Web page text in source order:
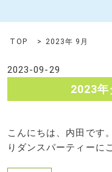
TOP 2023年 9月
2023-09-29
2023年
こんにちは、内田です
りダンスパーティーに